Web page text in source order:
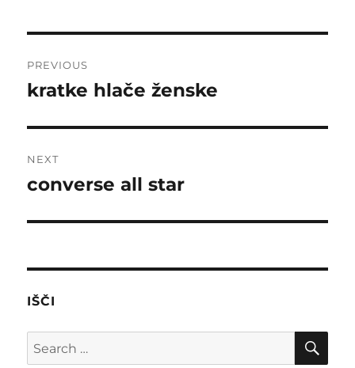
navigation
PREVIOUS
Previous
kratke hlače ženske
NEXT
Next
converse all star
IŠČI
Search
for: